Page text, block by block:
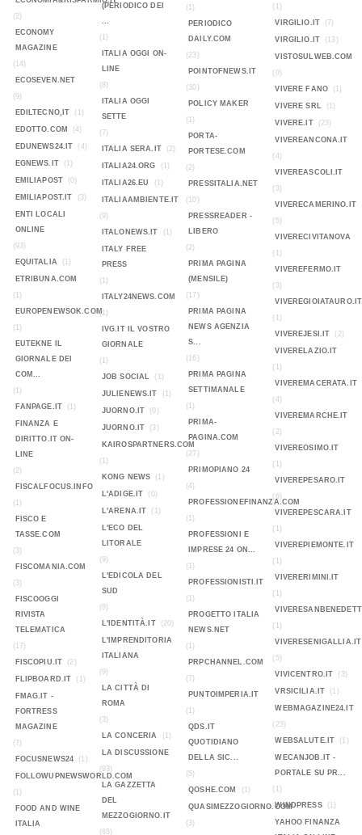
(2)
ECONOMY
MAGAZINE
(14)
ECOSEVEN.NET
(9)
EDILTECNO,IT
(1)
EDOTTO.COM (4)
EDUNEWS24.IT (4)
EGNEWS.IT (1)
EMILIAPOST (0)
EMILIAPOST.IT (3)
ENTI LOCALI
ONLINE
(93)
EQUITALIA
(1)
ETRIBUNA.COM
(1)
EUROPENEWSOK.COM
(1)
EUTEKNE IL
GIORNALE DEI
COM...
(1)
FANPAGE.IT
(1)
FINANZA E
DIRITTO.IT ON-
LINE
(2)
FISCALFOCUS.INFO
(1)
FISCO E
TASSE.COM
(3)
FISCOMANIA.COM
(3)
FISCOOGGI
RIVISTA
TELEMATICA
(17)
FISCOPIU.IT
(2)
FLIPBOARD.IT (1)
FMAG.IT -
FORTRESS
MAGAZINE
(7)
FOCUSNEWS24
(1)
FOLLOWUPNEWSWORLD.COM
(1)
FOOD AND WINE
ITALIA
(PERIODICO DEI
...
(1)
ITALIA OGGI ON-
LINE
(8)
ITALIA OGGI
SETTE
(7)
ITALIA SERA.IT
(2)
ITALIA24.ORG (1)
ITALIA26.EU (1)
ITALIAAMBIENTE.IT
(9)
ITALONEWS.IT
(1)
ITALY FREE
PRESS
(1)
ITALY24NEWS.COM
(1)
IVG.IT IL VOSTRO
GIORNALE
(1)
JOB SOCIAL
(1)
JULIENEWS.IT (1)
JUORNO.IT (0)
JUORNO.IT (3)
KAIROSPARTNERS.COM
(1)
KONG NEWS
(1)
L'ADIGE.IT (0)
L'ARENA.IT (1)
L'ECO DEL
LITORALE
(9)
L'EDICOLA DEL
SUD
(8)
L'IDENTITÀ.IT
(20)
L'IMPRENDITORIA
ITALIANA
(9)
LA CITTÀ DI
ROMA
(3)
LA CONCERIA
(1)
LA DISCUSSIONE
(93)
LA GAZZETTA
DEL
MEZZOGIORNO.IT
(65)
(1)
PERIODICO
DAILY.COM
(23)
POINTOFNEWS.IT
(30)
POLICY MAKER
(1)
PORTA-
PORTESE.COM
(2)
PRESSITALIA.NET
(10)
PRESSREADER -
LIBERO
(2)
PRIMA PAGINA
(MENSILE)
(17)
PRIMA PAGINA
NEWS AGENZIA
S...
(16)
PRIMA PAGINA
SETTIMANALE
(1)
PRIMA-
PAGINA.COM
(27)
PRIMOPIANO 24
(4)
PROFESSIONEFINANZA.COM
(1)
PROFESSIONI E
IMPRESE 24 ON...
(1)
PROFESSIONISTI.IT
(1)
PROGETTO ITALIA
NEWS.NET
(1)
PRPCHANNEL.COM
(7)
PUNTOIMPERIA.IT
(1)
QDS.IT
QUOTIDIANO
DELLA SIC...
(5)
QOSHE.COM
(1)
QUASIMEZZOGIORNO.COM
(3)
(1)
VIRGILIO.IT
(7)
VIRGILIO.IT (13)
VISTOSULWEB.COM
(0)
VIVERE FANO
(1)
VIVERE SRL (1)
VIVERE.IT (23)
VIVEREANCONA.IT
(4)
VIVEREASCOLI.IT
(3)
VIVERECAMERINO.IT
(5)
VIVERECIVITANOVA
(1)
VIVEREFERMO.IT
(3)
VIVEREGIOIATAURO.IT
(1)
VIVEREJESI.IT
(2)
VIVERELAZIO.IT
(1)
VIVEREMACERATA.IT
(4)
VIVEREMARCHE.IT
(2)
VIVEREOSIMO.IT
(1)
VIVEREPESARO.IT
(6)
VIVEREPESCARA.IT
(1)
VIVEREPIEMONTE.IT
(1)
VIVERERIMINI.IT
(1)
(1)
VIVERESENIGALLIA.IT
(5)
VIVICENTRO.IT
(3)
VRSICILIA.IT (1)
WEBMAGAZINE24.IT
(23)
WEBSALUTE.IT
(1)
WECANJOB.IT -
PORTALE SU PR...
(1)
WINDPRESS
(1)
YAHOO FINANZA